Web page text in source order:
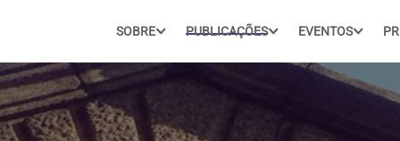
SOBRE PUBLICAÇÕES EVENTOS